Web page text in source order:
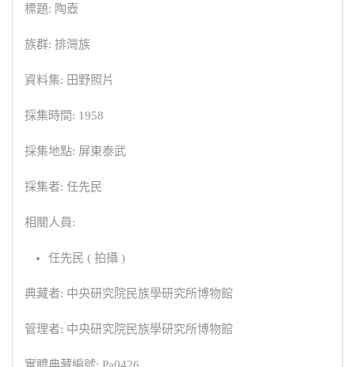
標題: 陶壺
族群: 排灣族
資料集: 田野照片
採集時間: 1958
採集地點: 屏東泰武
採集者: 任先民
相關人員:
任先民 ( 拍攝 )
典藏者: 中央研究院民族學研究所博物館
管理者: 中央研究院民族學研究所博物館